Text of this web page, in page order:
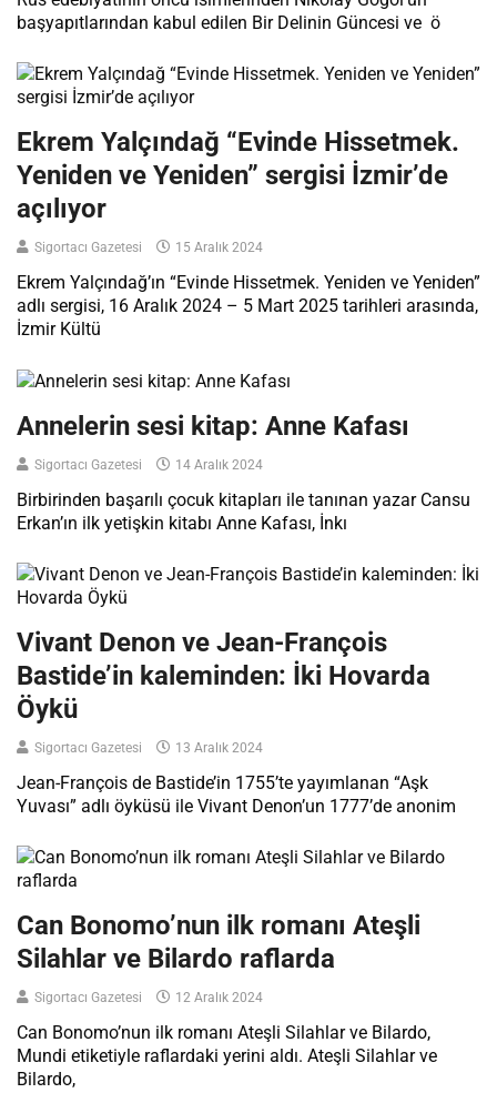
başyapıtlarından kabul edilen Bir Delinin Güncesi ve ö
Ekrem Yalçındağ “Evinde Hissetmek.
Yeniden ve Yeniden” sergisi İzmir’de
açılıyor
Sigortacı Gazetesi 15 Aralık 2024
Ekrem Yalçındağ’ın “Evinde Hissetmek. Yeniden ve Yeniden”
adlı sergisi, 16 Aralık 2024 – 5 Mart 2025 tarihleri arasında,
İzmir Kültü
Annelerin sesi kitap: Anne Kafası
Sigortacı Gazetesi 14 Aralık 2024
Birbirinden başarılı çocuk kitapları ile tanınan yazar Cansu
Erkan’ın ilk yetişkin kitabı Anne Kafası, İnkı
Vivant Denon ve Jean-François
Bastide’in kaleminden: İki Hovarda
Öykü
Sigortacı Gazetesi 13 Aralık 2024
Jean-François de Bastide’in 1755’te yayımlanan “Aşk
Yuvası” adlı öyküsü ile Vivant Denon’un 1777’de anonim
Can Bonomo’nun ilk romanı Ateşli
Silahlar ve Bilardo raflarda
Sigortacı Gazetesi 12 Aralık 2024
Can Bonomo’nun ilk romanı Ateşli Silahlar ve Bilardo,
Mundi etiketiyle raflardaki yerini aldı. Ateşli Silahlar ve
Bilardo,